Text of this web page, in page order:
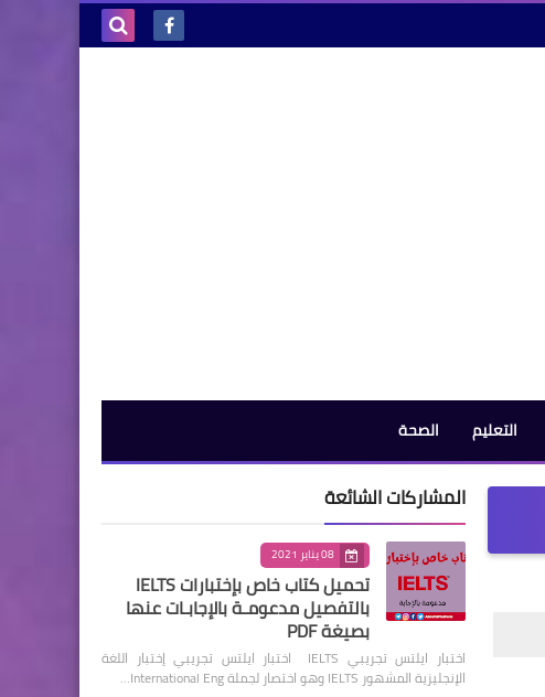
التعليم الصحة
المشاركات الشائعة
08 يناير 2021
تحميل كتاب خاص بإختبارات IELTS
بالتفصيل مدعومـة بالإجابـات عنها
بصيغة PDF
اختبار ايلتس تجريبي IELTS اختبار ايلتس تجريبي إختبار اللغة
الإنجليزية المشهور IELTS وهو اختصار لجملة International Eng…